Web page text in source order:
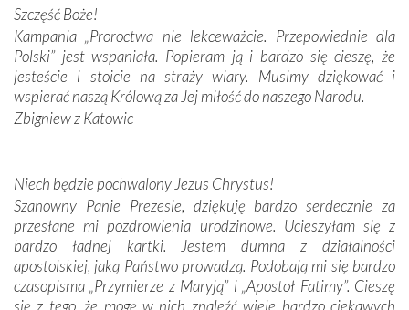
Podczas tej kilkudniowej wyprawy na każdym kroku
spotykaliśmy się z serdeczną otwartością
Portugalczyków. Podziwialiśmy ich ludową sztukę i
zwyczaje. Mimo że nasze kraje są od siebie bardzo
oddalone, w żaden sposób nie czuliśmy się obco.
Sprawiła to oczywiście sama Matka Boża, ale też
kulturowa bliskość biorąca swój początek w naszej
mieliśmy okazję przekonać się, że Maryja swoją opieką
otacza nie tylko nasz naród, lecz wszystkie nacje, które
się Jej ufnie oddają, a także każdą osobę, która zawierza
Jej siebie oraz swych bliskich.
Dzieje Portugalii to również historia wierności Bogu i
Szczęść Boże!
Kampania „Proroctwa nie lekceważcie. Przepowiednie dla
Polski” jest wspaniała. Popieram ją i bardzo się cieszę, że
jesteście i stoicie na straży wiary. Musimy dziękować i
wspierać naszą Królową za Jej miłość do naszego Narodu.
Zbigniew z Katowic
Niech będzie pochwalony Jezus Chrystus!
Szanowny Panie Prezesie, dziękuję bardzo serdecznie za
przesłane mi pozdrowienia urodzinowe. Ucieszyłam się z
bardzo ładnej kartki. Jestem dumna z działalności
apostolskiej, jaką Państwo prowadzą. Podobają mi się bardzo
czasopisma „Przymierze z Maryją” i „Apostoł Fatimy”. Cieszę
się z tego, że mogę w nich znaleźć wiele bardzo ciekawych